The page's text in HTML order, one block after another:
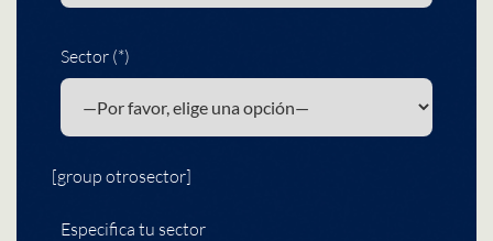
Sector (*)
[group otrosector]
Especifica tu sector